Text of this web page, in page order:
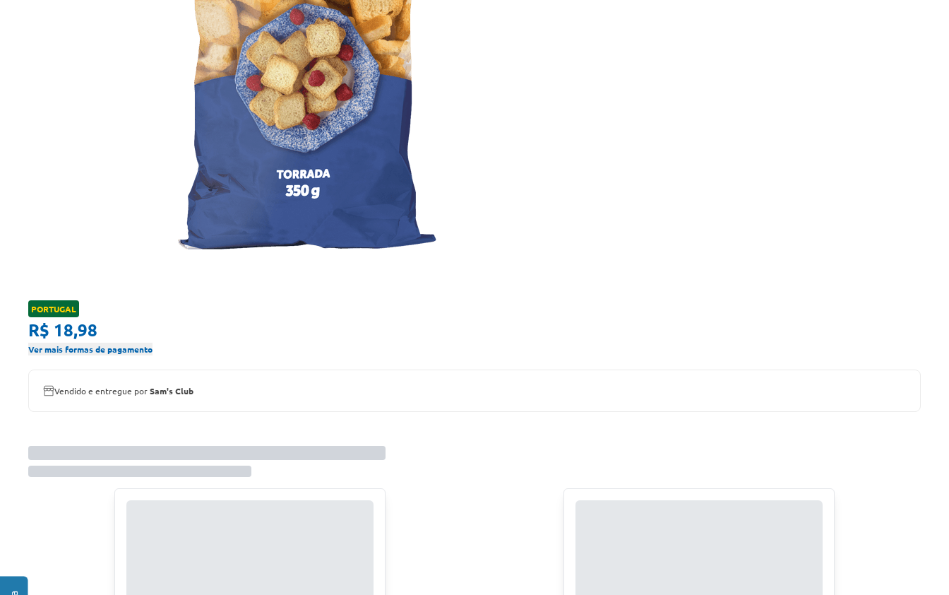
PORTUGAL
R$ 18,98
Ver mais formas de pagamento
Vendido e entregue porSam's Club